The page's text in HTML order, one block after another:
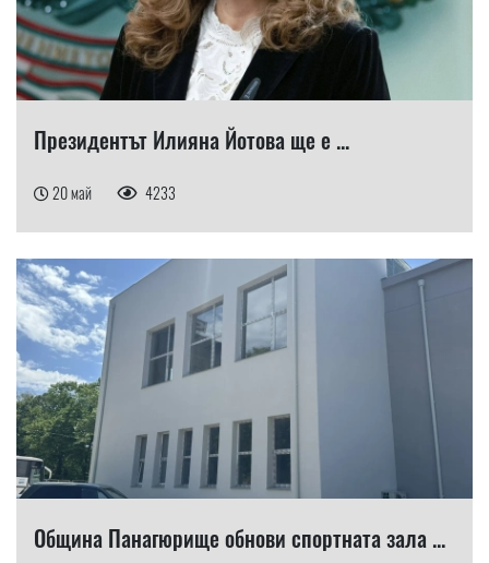
Президентът Илияна Йотова ще е ...
20 май 4233
Община Панагюрище обнови спортната зала ...